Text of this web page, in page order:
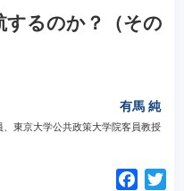
するのか？（その
有馬 純
東京大学公共政策大学院客員教授